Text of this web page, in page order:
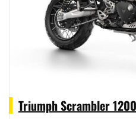
Triumph Scrambler